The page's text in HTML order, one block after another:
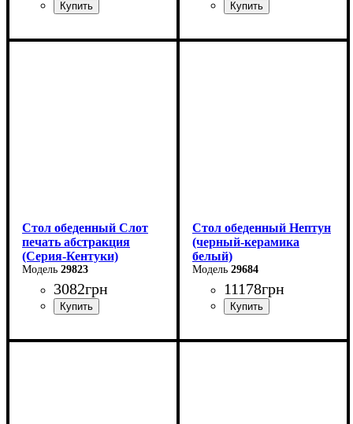
Ширина: 100 (+50) см
Ширина: 90 см
Стол обеденный Слот
печать абстракция
(Серия-Кентуки)
29823
3082грн
Ширина: 90 см
Стол обеденный Нептун
(черный-керамика
белый)
29684
11178грн
Ширина: 110 см